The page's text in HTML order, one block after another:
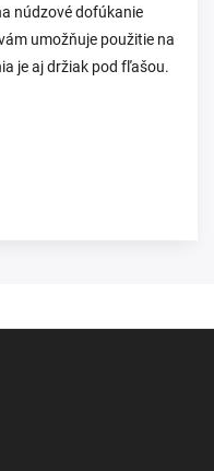
núdzové dofúkanie
umožňuje použitie na
je aj držiak pod fľašou.